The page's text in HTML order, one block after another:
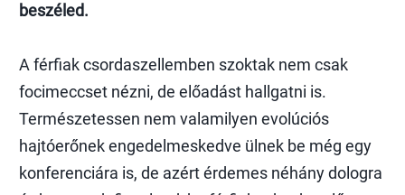
beszéled.
A férfiak csordaszellemben szoktak nem csak
focimeccset nézni, de előadást hallgatni is.
Természetessen nem valamilyen evolúciós
hajtóerőnek engedelmeskedve ülnek be még egy
konferenciára is, de azért érdemes néhány dologra